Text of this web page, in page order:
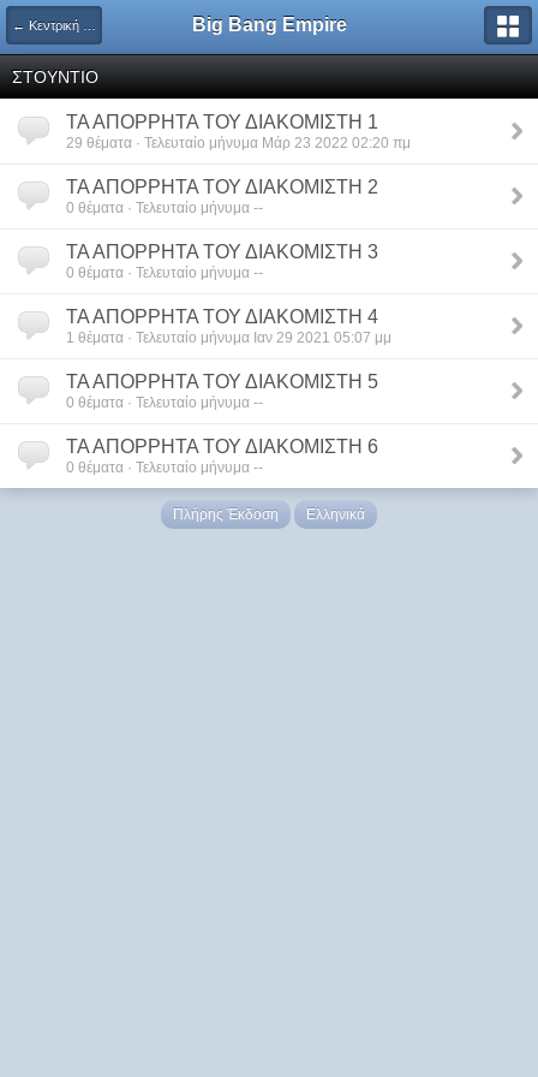
← Κεντρική Σελίδα Big Bang Empire
ΣΤΟΥΝΤΙΟ
ΤΑ ΑΠΟΡΡΗΤΑ ΤΟΥ ΔΙΑΚΟΜΙΣΤΗ 1
29 θέματα · Τελευταίο μήνυμα Μάρ 23 2022 02:20 πμ
ΤΑ ΑΠΟΡΡΗΤΑ ΤΟΥ ΔΙΑΚΟΜΙΣΤΗ 2
0 θέματα · Τελευταίο μήνυμα --
ΤΑ ΑΠΟΡΡΗΤΑ ΤΟΥ ΔΙΑΚΟΜΙΣΤΗ 3
0 θέματα · Τελευταίο μήνυμα --
ΤΑ ΑΠΟΡΡΗΤΑ ΤΟΥ ΔΙΑΚΟΜΙΣΤΗ 4
1 θέματα · Τελευταίο μήνυμα Ιαν 29 2021 05:07 μμ
ΤΑ ΑΠΟΡΡΗΤΑ ΤΟΥ ΔΙΑΚΟΜΙΣΤΗ 5
0 θέματα · Τελευταίο μήνυμα --
ΤΑ ΑΠΟΡΡΗΤΑ ΤΟΥ ΔΙΑΚΟΜΙΣΤΗ 6
0 θέματα · Τελευταίο μήνυμα --
Πλήρης Έκδοση Ελληνικά